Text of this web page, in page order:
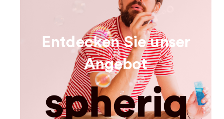
Entdecken Sie unser
Angebot